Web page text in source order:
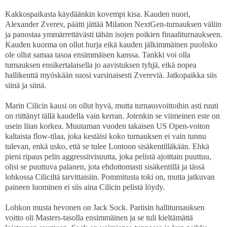
Kakkospaikasta käydäänkin kovempi kisa. Kauden nuori,
Alexander Zverev, päätti jättää Milanon NextGen-turnauksen väliin
ja panostaa ymmärrettävästi tähän isojen poikien finaaliturnaukseen.
Kauden kuorma on ollut hurja eikä kauden jälkimmäinen puolisko
ole ollut samaa tasoa ensimmäisen kanssa. Tankki voi olla
turnauksen ensikertalaisella jo aavistuksen tyhjä, eikä nopea
hallikenttä myöskään suosi varsinaisesti Zvereviä. Jatkopaikka siis
siinä ja siinä.
Marin Cilicin kausi on ollut hyvä, mutta turnausvoittoihin asti ruuti
on riittänyt tällä kaudella vain kerran. Jotenkin se viimeinen este on
usein liian korkea. Muutaman vuoden takaisen US Open-voiton
kaltaista flow-tilaa, joka kestäisi koko turnauksen ei vain tunnu
tulevan, enkä usko, että se tulee Lontoon sisäkentilläkään. Ehkä
pieni ripaus pelin aggressiivisuutta, joka pelistä ajoittain puuttuu,
olisi se puuttuva palanen, jota ehdottomasti sisäkentillä ja tässä
lohkossa Ciliciltä tarvittaisiin. Pommitusta toki on, mutta jatkuvan
paineen luominen ei siis aina Cilicin pelistä löydy.
Lohkon musta hevonen on Jack Sock. Pariisin halliturnauksen
voitto oli Masters-tasolla ensimmäinen ja se tuli kieltämättä